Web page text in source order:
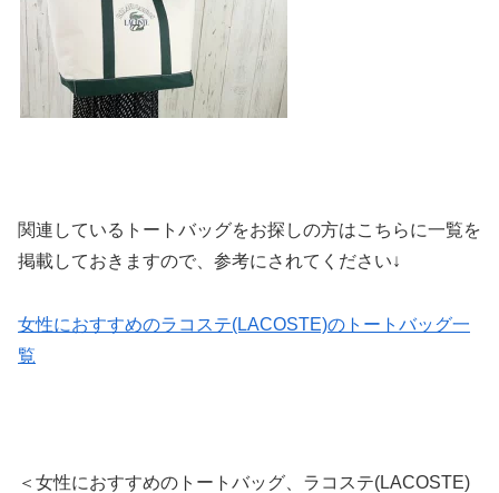
関連しているトートバッグをお探しの方はこちらに一覧を
掲載しておきますので、参考にされてください↓
女性におすすめのラコステ(LACOSTE)のトートバッグ一
覧
＜女性におすすめのトートバッグ、ラコステ(LACOSTE)